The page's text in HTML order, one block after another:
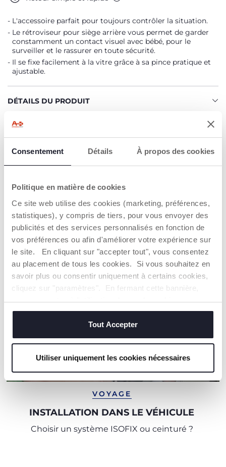
Consentement Détails À propos des cookies
Politique en matière de cookies
Ce site web utilise des cookies (marketing, préférences,
statistiques), y compris de tiers, pour vous envoyer des
publicités et des services personnalisés en fonction de
vos préférences ou afin d'améliorer votre expérience sur
le site. En cliquant sur "accepter tout", vous consentez
au placement de tous les cookies. Si vous souhaitez en
savoir plus ou consentir uniquement à certains cookies,
cliquez sur "paramètres". En fermant cette bannière,
vous consentez à l'utilisation des seuls cookies
techniques, qui sont essentiels au service demandé.
Tout Accepter
Utiliser uniquement les cookies nécessaires
L'accessoire parfait pour toujours contrôler la situation.
Le rétroviseur pour siège arrière vous permet de garder
constamment un contact visuel avec bébé, pour le
surveiller et le rassurer en toute sécurité.
Il se fixe facilement à la vitre grâce à sa pince pratique et
ajustable.
DÉTAILS DU PRODUIT
AVERTISSEMENTS ET INSTRUCTIONS
NOS RECOMMANDATIONS
VOYAGE
INSTALLATION DANS LE VÉHICULE
Choisir un système ISOFIX ou ceinturé ?